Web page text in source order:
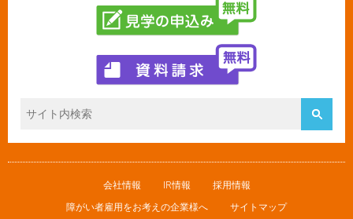
会社情報 IR情報
採用情報
障がい者雇用をお考えの企業様へ
サイトマップ